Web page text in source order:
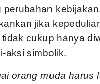
perubahan
jika
cukup hanya
aksi simbolik.
orang muda harus